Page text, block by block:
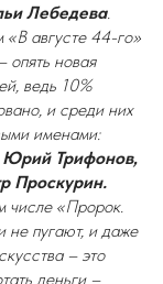
Лебедева.
августе 44-го»
опять новая
ведь 10%
и среди них
именами:
Юрий Трифонов,
Проскурин.
числе «Пророк.
не пугают, и даже
– это
деньги –